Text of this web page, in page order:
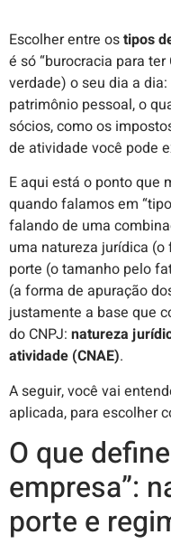
Escolher entre ostipos
é só “burocracia para
verdade) o seu dia a
patrimônio pessoal, o
sócios, como os
de atividade você pode
E aqui está o ponto que
quando falamos em
falando de uma
uma natureza jurídica
porte (o tamanho pelo
(a forma de apuração
justamente a base que
do CNPJ: natureza
atividade (CNAE).
A seguir, você vai
aplicada, para escolher
O que
empresa”:
porte e